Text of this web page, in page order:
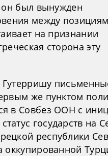
он был вынужден
между
на признании
сторона эту
Гутерришу
же пунктом
в Совбез ООН с
государств на
республики